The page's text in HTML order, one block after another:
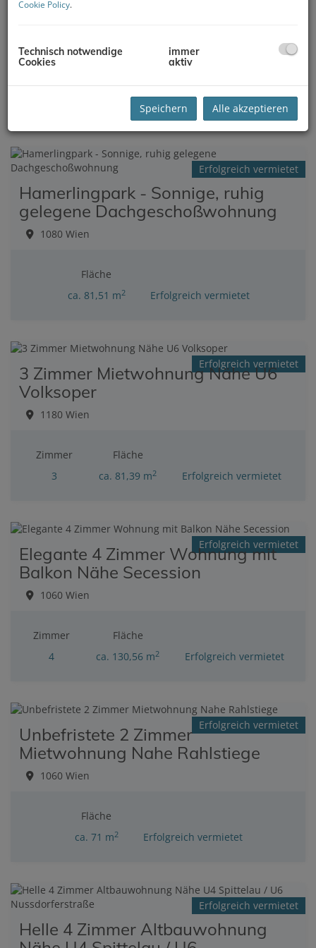
Erfolgreich verkauft
Erfolgreich vermietet
Hamerlingpark - Sonnige, ruhig
gelegene Dachgeschoßwohnung
1080 Wien
Fläche
ca. 81,51 m2 Erfolgreich vermietet
Erfolgreich vermietet
3 Zimmer Mietwohnung Nähe U6
Volksoper
1180 Wien
Zimmer
3
Fläche
ca. 81,39 m2 Erfolgreich vermietet
Erfolgreich vermietet
Elegante 4 Zimmer Wohnung mit
Balkon Nähe Secession
1060 Wien
Zimmer
4
Fläche
ca. 130,56 m2 Erfolgreich vermietet
Erfolgreich vermietet
Unbefristete 2 Zimmer
Mietwohnung Nahe Rahlstiege
1060 Wien
Fläche
ca. 71 m2 Erfolgreich vermietet
Erfolgreich vermietet
Helle 4 Zimmer Altbauwohnung
Cookie Policy.
Technisch notwendige
Cookies
immer
aktiv
Speichern Alle akzeptieren